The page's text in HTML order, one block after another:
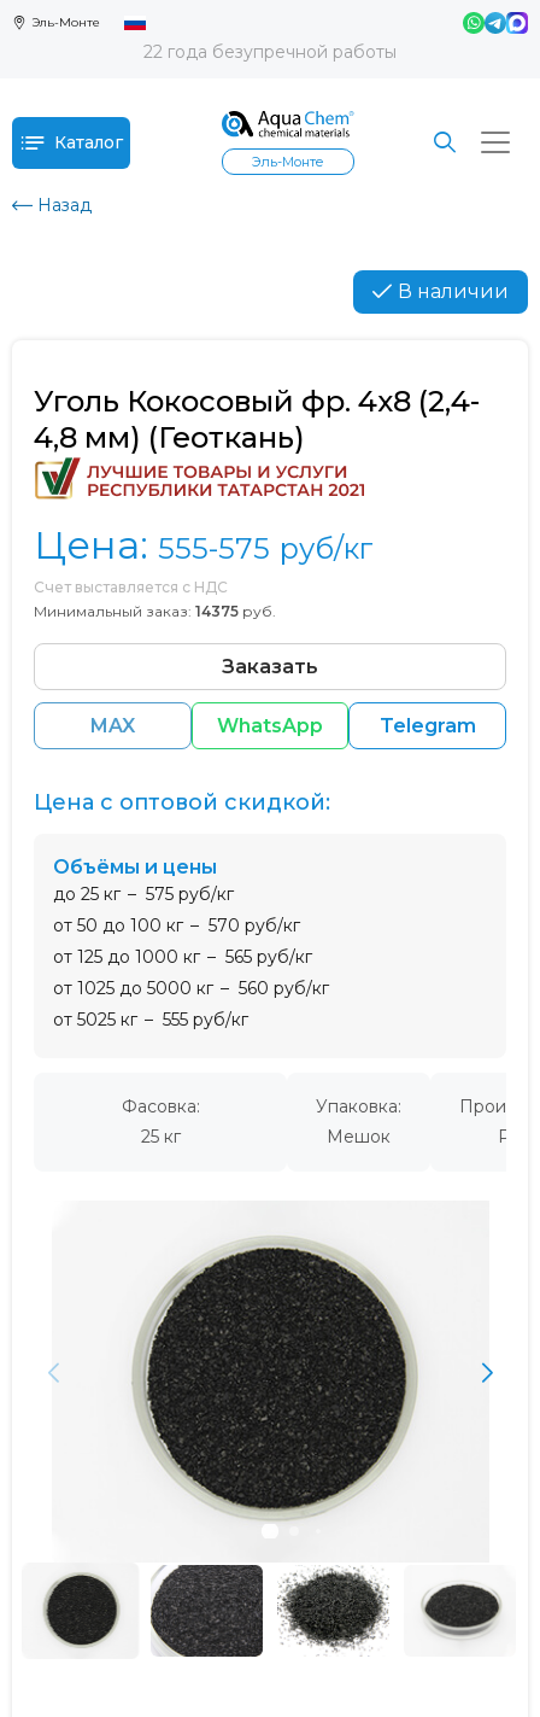
Эль-Монте
22 года безупречной работы
Каталог
Эль-Монте
Назад
В наличии
Уголь Кокосовый фр. 4х8 (2,4-
4,8 мм) (Геоткань)
Цена: 555-575 руб/кг
Счет выставляется с НДС
Минимальный заказ: 14375 руб.
Заказать
MAX WhatsApp Telegram
Фасовка:
25 кг
Упаковка:
Мешок
Цена с оптовой скидкой:
Объёмы и цены
до 25 кг
575 руб/кг
от 50 до 100 кг
570 руб/кг
от 125 до 1000 кг
565 руб/кг
от 1025 до 5000 кг
560 руб/кг
от 5025 кг
555 руб/кг